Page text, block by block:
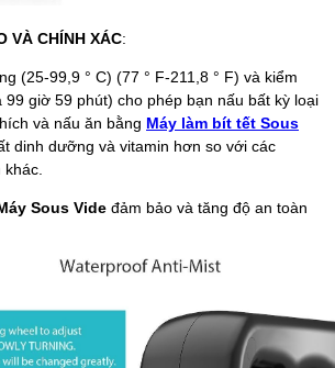
VÀ CHÍNH XÁC:
(25-99,9 ° C) (77 ° F-211,8 ° F) và kiểm
giờ 59 phút) cho phép bạn nấu bất kỳ loại
và nấu ăn bằng Máy làm bít tết Sous
dinh dưỡng và vitamin hơn so với các
Sous Vide đảm bảo và tăng độ an toàn